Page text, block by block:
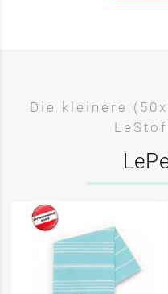
Die kleinere